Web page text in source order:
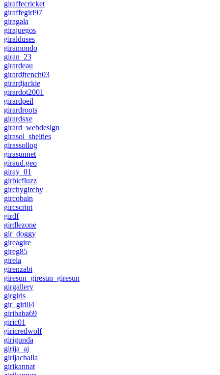
giraffecricket
giraffegirl97
giragala
girajuegos
giralduses
giramondo
giran_23
girardeau
girardfrench03
girardjackie
girardot2001
girardpeil
girardroots
girardsxe
girard_webdesign
girasol_shelties
girassollog
girasunnet
giraud.geo
giray_01
girbicfluzz
girchygirchy
gircobain
gircscript
girdf
girdlezone
gir_doggy
gireagire
gireg85
girela
girenzabi
giresun_giresun_giresun
girgallery
girgiris
gir_girl04
giribaba69
giric01
giricredwolf
girigunda
girija_aj
girijachalla
girikannat